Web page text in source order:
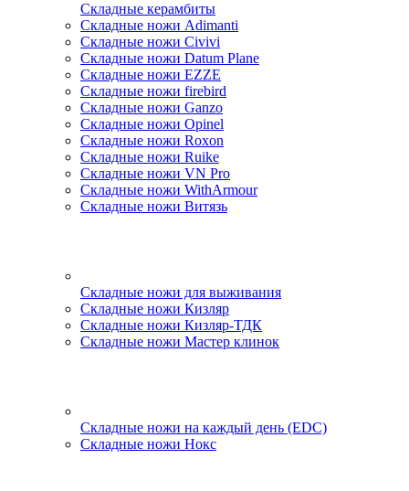
Складные керамбиты
Складные ножи Adimanti
Складные ножи Civivi
Складные ножи Datum Plane
Складные ножи EZZE
Складные ножи firebird
Складные ножи Ganzo
Складные ножи Opinel
Складные ножи Roxon
Складные ножи Ruike
Складные ножи VN Pro
Складные ножи WithArmour
Складные ножи Витязь
Складные ножи для выживания
Складные ножи Кизляр
Складные ножи Кизляр-ТДК
Складные ножи Мастер клинок
Складные ножи на каждый день (EDC)
Складные ножи Нокс